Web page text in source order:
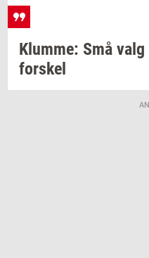
Klum­me: Små valg
for­skel